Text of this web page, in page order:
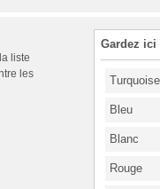
liste
les
Gardez ici
Turquoise
Bleu
Blanc
Rouge